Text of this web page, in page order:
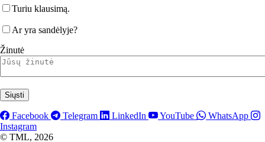
Turiu klausimą.
Ar yra sandėlyje?
Žinutė
Facebook Telegram LinkedIn YouTube
WhatsApp
Instagram
© TML, 2026